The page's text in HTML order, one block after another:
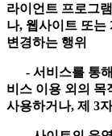
라이언트 프로그
나, 웹사이트 또는
변경하는 행위
- 서비스를 통해
비스 이용 외의 목
사용하거나, 제 3